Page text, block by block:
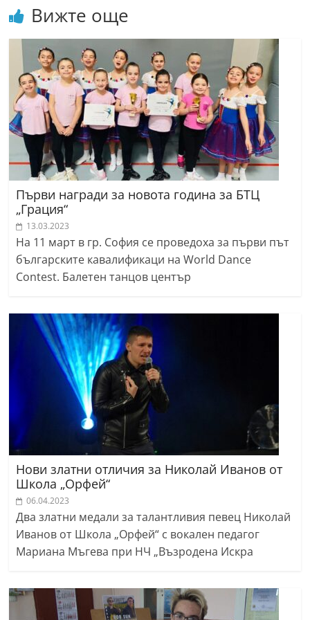
Вижте още
Първи награди за новота година за БТЦ
„Грация“
13.03.2023
На 11 март в гр. София се проведоха за първи път
българските кавалификаци на World Dance
Contest. Балетен танцов център
Нови златни отличия за Николай Иванов от
Школа „Орфей“
06.04.2023
Два златни медали за талантливия певец Николай
Иванов от Школа „Орфей“ с вокален педагог
Мариана Мъгева при НЧ „Възродена Искра